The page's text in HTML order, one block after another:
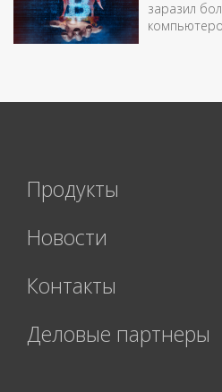
заразил
Продукты
Новости
Контакты
Деловые партнеры